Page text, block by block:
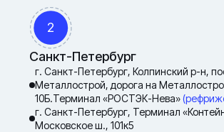
2
Санкт-Петербург
г. Санкт-Петербург, Колпинский р-н,
Металлострой, дорога на
10Б.Терминал «РОСТЭК-Нева»
г. Санкт-Петербург, Терминал
Московское ш., 101к5